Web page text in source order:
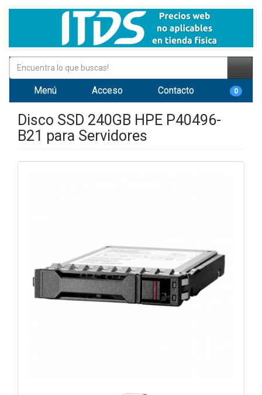
Menú Acceso Contacto 0
Disco SSD 240GB HPE P40496-
B21 para Servidores